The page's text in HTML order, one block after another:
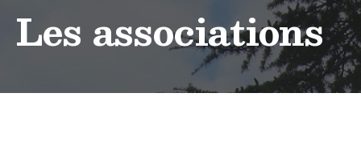
Les associations